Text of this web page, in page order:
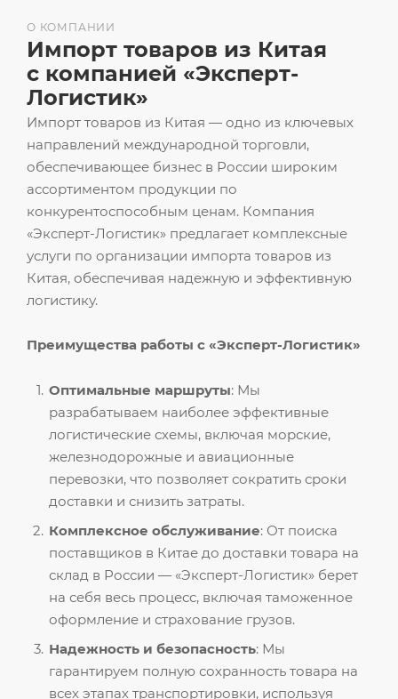
Импорт товаров из Китая — одно из ключевых
направлений международной торговли,
обеспечивающее бизнес в России широким
ассортиментом продукции по
конкурентоспособным ценам. Компания
«Эксперт-Логистик» предлагает комплексные
услуги по организации импорта товаров из
Китая, обеспечивая надежную и эффективную
логистику.
Преимущества работы с «Эксперт-Логистик»
Оптимальные маршруты: Мы
разрабатываем наиболее эффективные
логистические схемы, включая морские,
железнодорожные и авиационные
перевозки, что позволяет сократить сроки
доставки и снизить затраты.
Комплексное обслуживание: От поиска
поставщиков в Китае до доставки товара на
склад в России — «Эксперт-Логистик» берет
на себя весь процесс, включая таможенное
оформление и страхование грузов.
Надежность и безопасность: Мы
гарантируем полную сохранность товара на
всех этапах транспортировки, используя
О КОМПАНИИ
Импорт товаров из Китая
с компанией «Эксперт-
Логистик»